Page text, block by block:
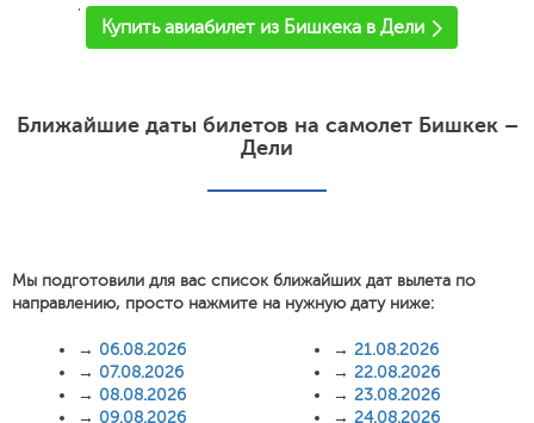
'
Купить авиабилет из Бишкека в Дели
Ближайшие даты билетов на самолет Бишкек –
Дели
Мы подготовили для вас список ближайших дат вылета по
направлению, просто нажмите на нужную дату ниже:
→ 06.08.2026
→ 07.08.2026
→ 08.08.2026
→ 09.08.2026
→ 21.08.2026
→ 22.08.2026
→ 23.08.2026
→ 24.08.2026